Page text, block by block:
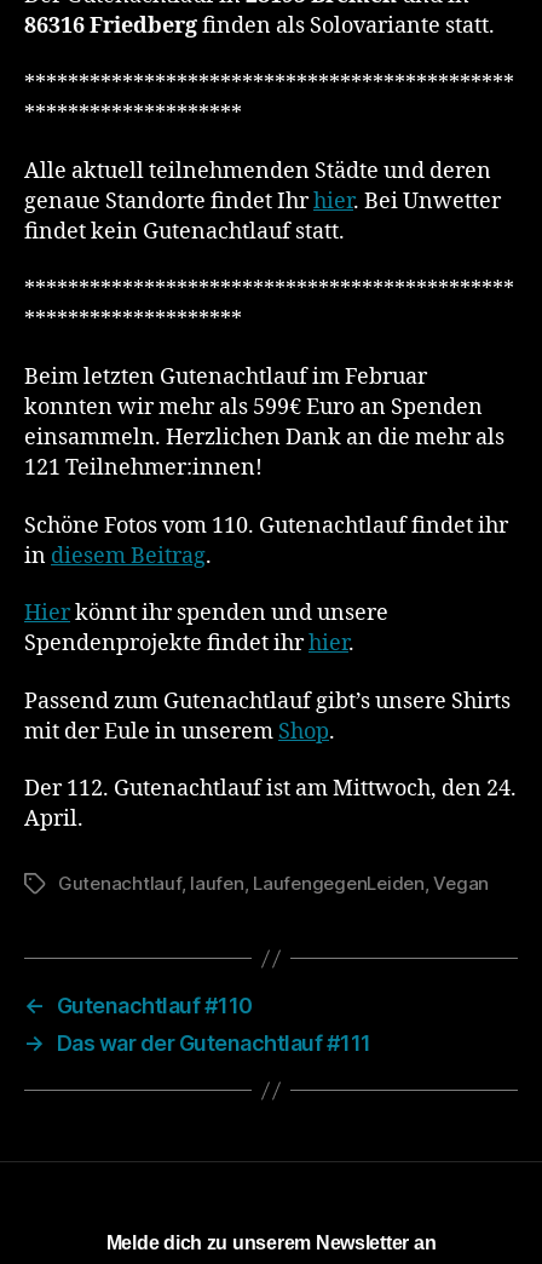
86316 Friedbergfinden als Solovariante statt.
*********************************************
********************
Alle aktuell teilnehmenden Städte und deren
genaue Standorte findet Ihrhier. Bei Unwetter
findet kein Gutenachtlauf statt.
*********************************************
********************
Beim letzten Gutenachtlauf im Februar
konnten wir mehr als 599€ Euro an Spenden
einsammeln. Herzlichen Dank an die mehr als
121 Teilnehmer:innen!
Schöne Fotos vom 110. Gutenachtlauf findet ihr
in diesem Beitrag.
Hierkönnt ihr spenden und unsere
Spendenprojekte findet ihrhier.
Passend zum Gutenachtlauf gibt’s unsere Shirts
mit der Eule in unserem Shop.
Der 112. Gutenachtlauf ist am Mittwoch, den 24.
April.
Schlagwörter
Gutenachtlauf, laufen, LaufengegenLeiden,Vegan
←
Gutenachtlauf #110
→
Das war der Gutenachtlauf #111
Melde dich zu unserem Newsletter an